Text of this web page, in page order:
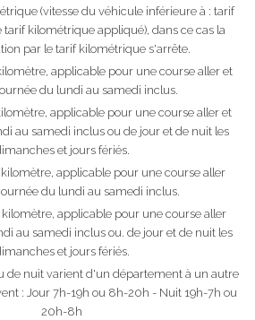
(vitesse du véhicule inférieure à : tarif
tarif kilométrique appliqué), dans ce cas la
par le tarif kilométrique s'arrête.
applicable pour une course aller et
du lundi au samedi inclus.
applicable pour une course aller et
au samedi inclus ou de jour et de nuit les
et jours fériés.
applicable pour une course aller
du lundi au samedi inclus.
kilomètre, applicable pour une course aller
au samedi inclus ou. de jour et de nuit les
et jours fériés.
de nuit varient d'un département à un autre
: Jour 7h-19h ou 8h-20h - Nuit 19h-7h ou
20h-8h